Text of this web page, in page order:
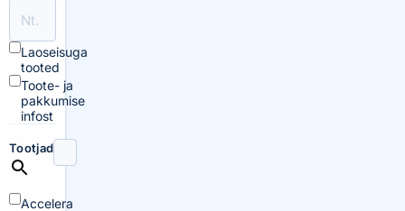
Laoseisuga
tooted
Toote- ja
pakkumise
infost
Tootjad
Accelera